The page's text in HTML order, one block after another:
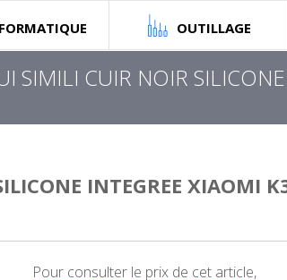
OUTILLAGE
SIMILI CUIR NOIR
INTEGREE XIAOMI
Pour consulter le prix de cet article,